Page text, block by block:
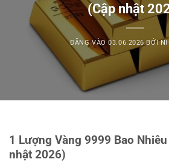
(Cập nhật
ĐĂNG VÀO03.06.2026 BỞI
1 Lượng Vàng 9999 Bao Nhiêu
nhật 2026)